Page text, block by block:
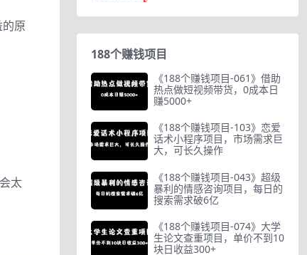
原
太
188个赚钱项目
《188个赚钱项目-061》借助
热点做短视频带货，0成本日
赚5000+
《188个赚钱项目-103》恋爱
话术小程序项目，市场需求巨
大，可长久操作
《188个赚钱项目-043》超级
暴利的情感咨询项目，每日的
搜索需求破6亿
《188个赚钱项目-074》大学
生论文查重项目，单价不到10
块日收益300+